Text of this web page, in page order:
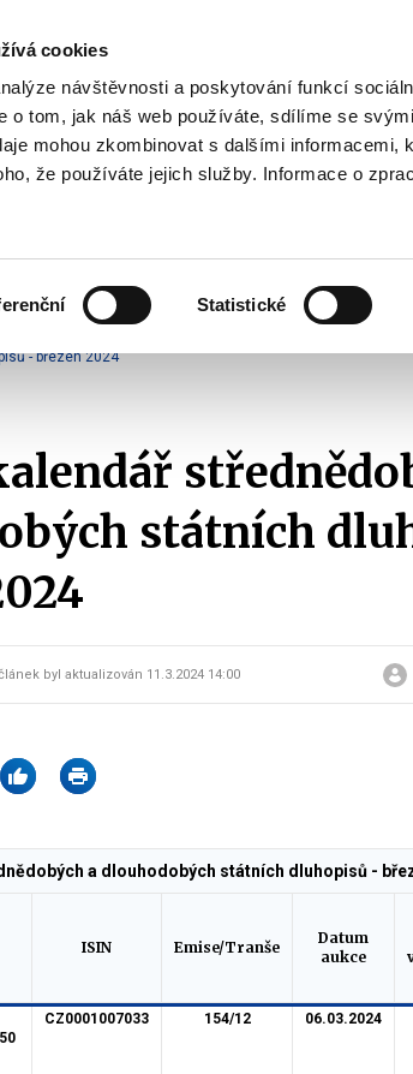
cookies
návštěvnosti a poskytování funkcí
o tom, jak náš web používáte, sdílíme se
mohou zkombinovat s dalšími informacemi,
že používáte jejich služby. Informace o
Statistické
Vyhledat
politika
submenu
Emise státních dluhopisů Emisní kalendáře SDD
- březen 2024
státních
byl aktualizován 11.3.2024 14:00
a dlouhodobých státních dluhopisů -
ISIN Emise/Tranše
Datum
aukce
CZ0001007033 154/12 06.03.2024